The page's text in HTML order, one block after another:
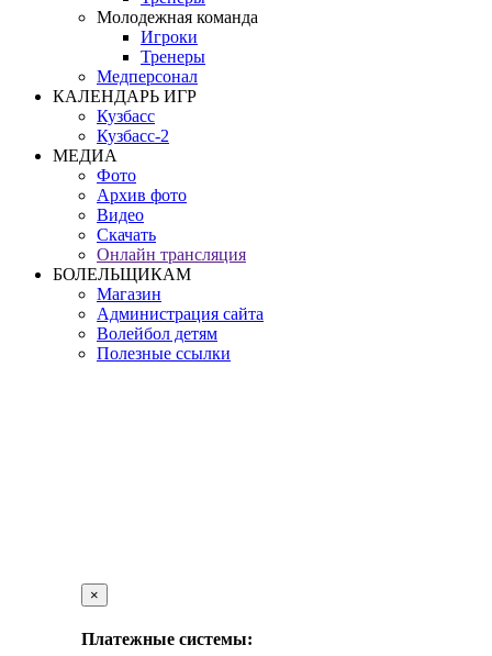
Молодежная команда
Игроки
Тренеры
Медперсонал
КАЛЕНДАРЬ ИГР
Кузбасс
Кузбасс-2
МЕДИА
Фото
Архив фото
Видео
Скачать
Онлайн трансляция
БОЛЕЛЬЩИКАМ
Магазин
Администрация сайта
Волейбол детям
Полезные ссылки
×
Платежные системы: